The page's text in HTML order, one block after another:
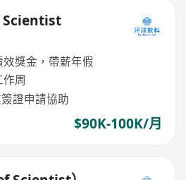
Scientist
獎金，帶薪年假
周
證申請協助
$90K-100K/月